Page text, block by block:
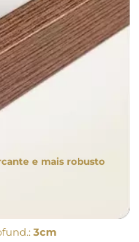
e mais robusto
3cm